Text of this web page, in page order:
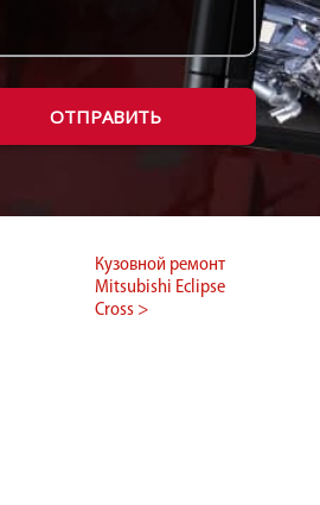
ОТПРАВИТЬ
Кузовной ремонт
Mitsubishi Eclipse
Cross >